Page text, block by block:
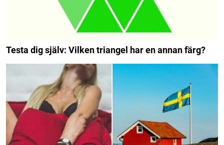
Testa dig själv: Vilken triangel har en annan färg?